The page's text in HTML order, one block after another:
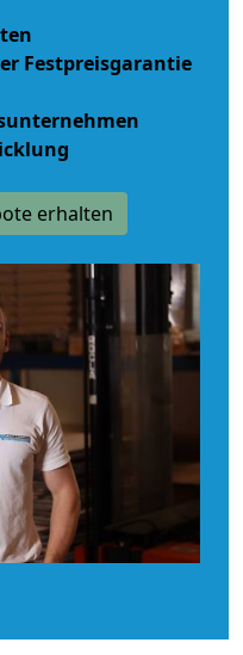
Festpreisgarantie
erhalten